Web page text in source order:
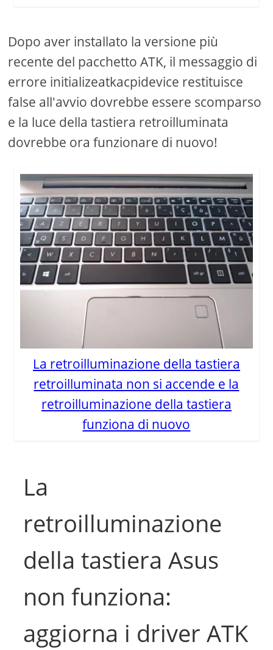
Dopo aver installato la versione più
recente del pacchetto ATK, il messaggio di
errore initializeatkacpidevice restituisce
false all'avvio dovrebbe essere scomparso
e la luce della tastiera retroilluminata
dovrebbe ora funzionare di nuovo!
La retroilluminazione della tastiera
retroilluminata non si accende e la
retroilluminazione della tastiera
funziona di nuovo
La
retroilluminazione
della tastiera Asus
non funziona:
aggiorna i driver ATK